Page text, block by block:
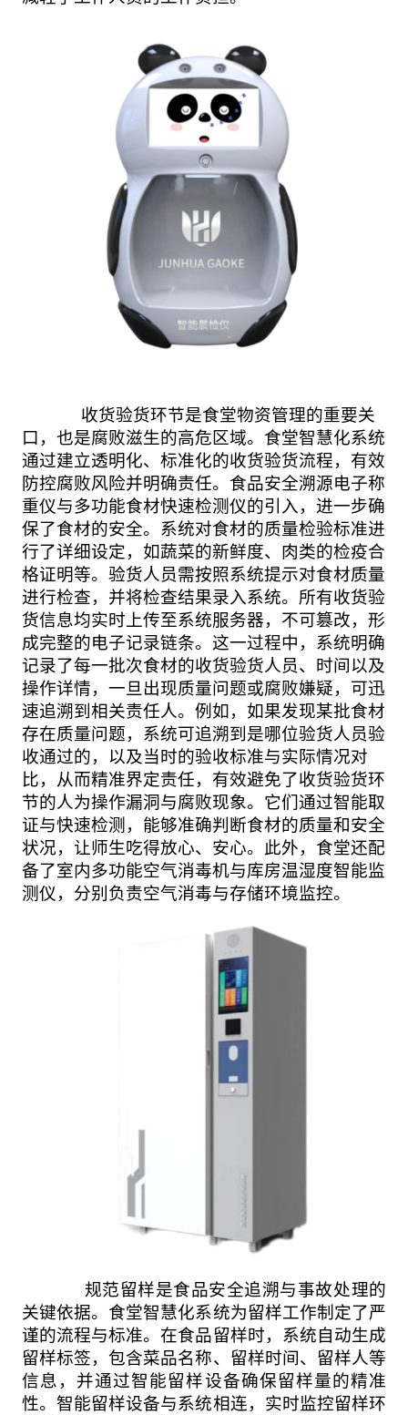
收货验货环节是食堂物资管理的重要关
口，也是腐败滋生的高危区域。食堂智慧化系统
通过建立透明化、标准化的收货验货流程，有效
防控腐败风险并明确责任。食品安全溯源电子称
重仪与多功能食材快速检测仪的引入，进一步确
保了食材的安全。系统对食材的质量检验标准进
行了详细设定，如蔬菜的新鲜度、肉类的检疫合
格证明等。验货人员需按照系统提示对食材质量
进行检查，并将检查结果录入系统。所有收货验
货信息均实时上传至系统服务器，不可篡改，形
成完整的电子记录链条。这一过程中，系统明确
记录了每一批次食材的收货验货人员、时间以及
操作详情，一旦出现质量问题或腐败嫌疑，可迅
速追溯到相关责任人。例如，如果发现某批食材
存在质量问题，系统可追溯到是哪位验货人员验
收通过的，以及当时的验收标准与实际情况对
比，从而精准界定责任，有效避免了收货验货环
节的人为操作漏洞与腐败现象。它们通过智能取
证与快速检测，能够准确判断食材的质量和安全
状况，让师生吃得放心、安心。此外，食堂还配
备了室内多功能空气消毒机与库房温湿度智能监
测仪，分别负责空气消毒与存储环境监控。
规范留样是食品安全追溯与事故处理的
关键依据。食堂智慧化系统为留样工作制定了严
谨的流程与标准。在食品留样时，系统自动生成
留样标签，包含菜品名称、留样时间、留样人等
信息，并通过智能留样设备确保留样量的精准
性。智能留样设备与系统相连，实时监控留样环